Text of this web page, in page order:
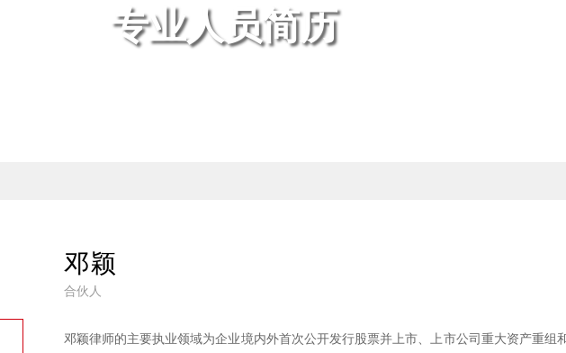
专业人员简历
邓颖
合伙人
邓颖律师的主要执业领域为企业境内外首次公开发行股票并上市、上市公司重大资产重组